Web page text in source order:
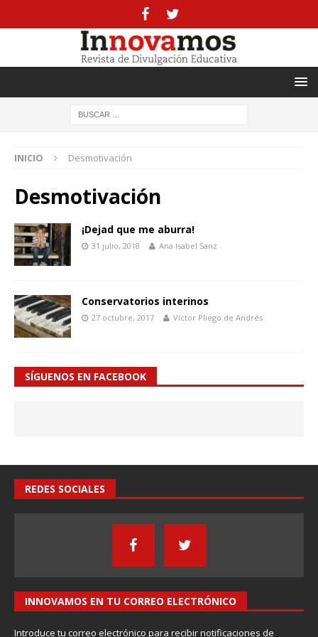
INICIO Desmotivación
Desmotivación
¡Dejad que me aburra!
31 julio, 2018 Ana Isabel Sanz
Conservatorios interinos
27 octubre, 2017 Víctor Pliego de Andrés
SÍGUENOS EN FACEBOOK
REDES SOCIALES
INNOVAMOS EN TU CORREO ELECTRÓNICO
Introduce tu correo electrónico para recibir notificaciones de